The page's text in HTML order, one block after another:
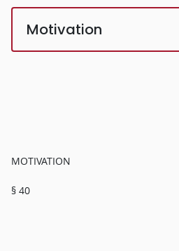
Motivation
MOTIVATION
§ 40